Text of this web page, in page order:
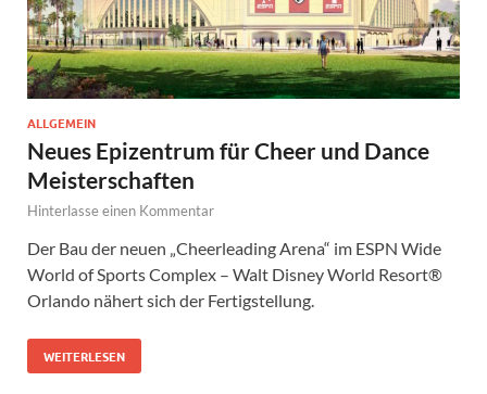
ALLGEMEIN
Neues Epizentrum für Cheer und Dance
Meisterschaften
Hinterlasse einen Kommentar
Der Bau der neuen „Cheerleading Arena“ im ESPN Wide
World of Sports Complex – Walt Disney World Resort®
Orlando nähert sich der Fertigstellung.
WEITERLESEN